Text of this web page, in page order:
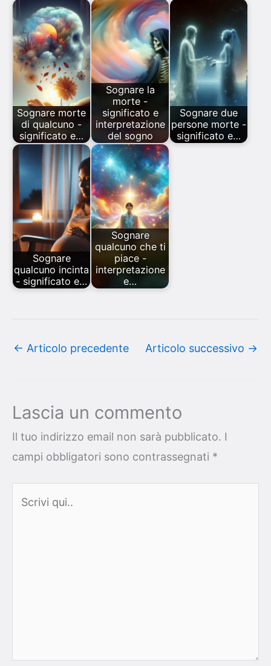
Sognare morte
di qualcuno -
significato e…
Sognare la
morte -
significato e
interpretazione
del sogno
Sognare due
persone morte -
significato e…
Sognare
qualcuno incinta
- significato e…
Sognare
qualcuno che ti
piace -
interpretazione
e…
← Articolo precedente Articolo successivo →
Lascia un commento
Il tuo indirizzo email non sarà pubblicato. I
campi obbligatori sono contrassegnati *